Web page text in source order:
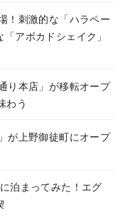
！刺激的な「ハラペー
アボカドシェイク」
り本店」が移転オープ
わう
が上野御徒町にオープ
泊まってみた！エグ